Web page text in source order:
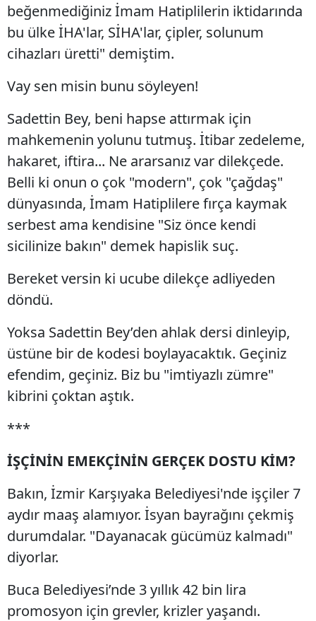
beğenmediğiniz İmam Hatiplilerin iktidarında
bu ülke İHA'lar, SİHA'lar, çipler, solunum
cihazları üretti" demiştim.
Vay sen misin bunu söyleyen!
Sadettin Bey, beni hapse attırmak için
mahkemenin yolunu tutmuş. İtibar zedeleme,
hakaret, iftira... Ne ararsanız var dilekçede.
Belli ki onun o çok "modern", çok "çağdaş"
dünyasında, İmam Hatiplilere fırça kaymak
serbest ama kendisine "Siz önce kendi
sicilinize bakın" demek hapislik suç.
Bereket versin ki ucube dilekçe adliyeden
döndü.
Yoksa Sadettin Bey’den ahlak dersi dinleyip,
üstüne bir de kodesi boylayacaktık. Geçiniz
efendim, geçiniz. Biz bu "imtiyazlı zümre"
kibrini çoktan aştık.
***
İŞÇİNİN EMEKÇİNİN GERÇEK DOSTU KİM?
Bakın, İzmir Karşıyaka Belediyesi'nde işçiler 7
aydır maaş alamıyor. İsyan bayrağını çekmiş
durumdalar. "Dayanacak gücümüz kalmadı"
diyorlar.
Buca Belediyesi’nde 3 yıllık 42 bin lira
promosyon için grevler, krizler yaşandı.